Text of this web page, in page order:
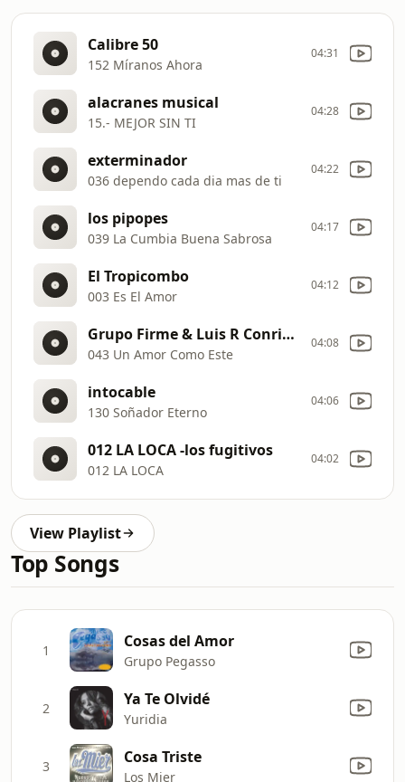
Calibre 50
152 Míranos Ahora
04:31
alacranes musical
15.- MEJOR SIN TI
04:28
exterminador
036 dependo cada dia mas de ti
04:22
los pipopes
039 La Cumbia Buena Sabrosa
04:17
El Tropicombo
003 Es El Amor
04:12
Grupo Firme & Luis R Conriquez
043 Un Amor Como Este
04:08
intocable
130 Soñador Eterno
04:06
012 LA LOCA -los fugitivos
012 LA LOCA
04:02
View Playlist
Top Songs
1 Cosas del Amor
Grupo Pegasso
2 Ya Te Olvidé
Yuridia
3 Cosa Triste
Los Mier